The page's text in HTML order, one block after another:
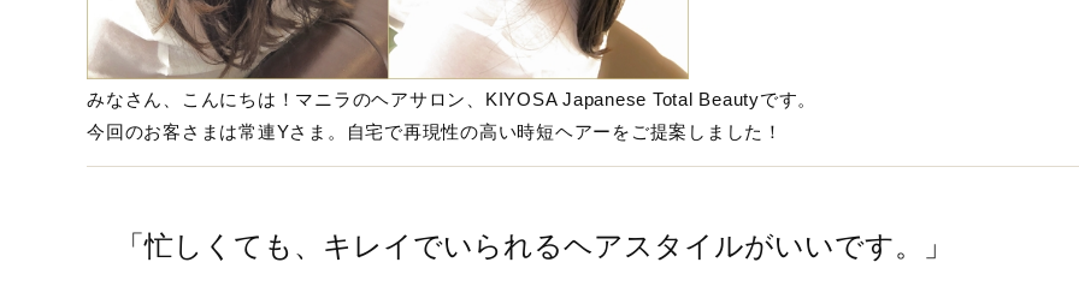
みなさん、こんにちは！マニラのヘアサロン、KIYOSA Japanese Total Beautyです。
今回のお客さまは常連Yさま。自宅で再現性の高い時短ヘアーをご提案しました！
「忙しくても、キレイでいられるヘアスタイルがいいです。」